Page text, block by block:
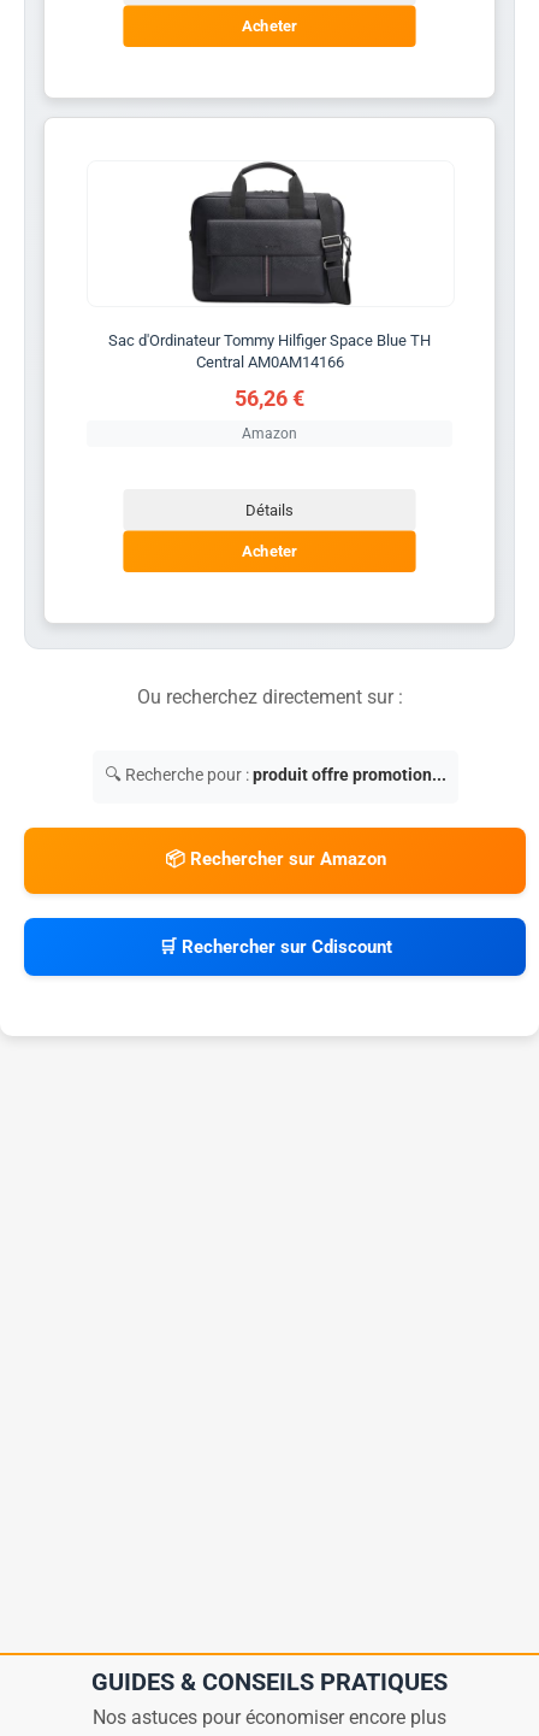
Acheter
Sac d'Ordinateur Tommy Hilfiger Space Blue TH
Central AM0AM14166
56,26 €
Amazon
Détails
Acheter
Ou recherchez directement sur :
🔍 Recherche pour :produit offre promotion...
📦 Rechercher sur Amazon
🛒 Rechercher sur Cdiscount
GUIDES & CONSEILS PRATIQUES
Nos astuces pour économiser encore plus